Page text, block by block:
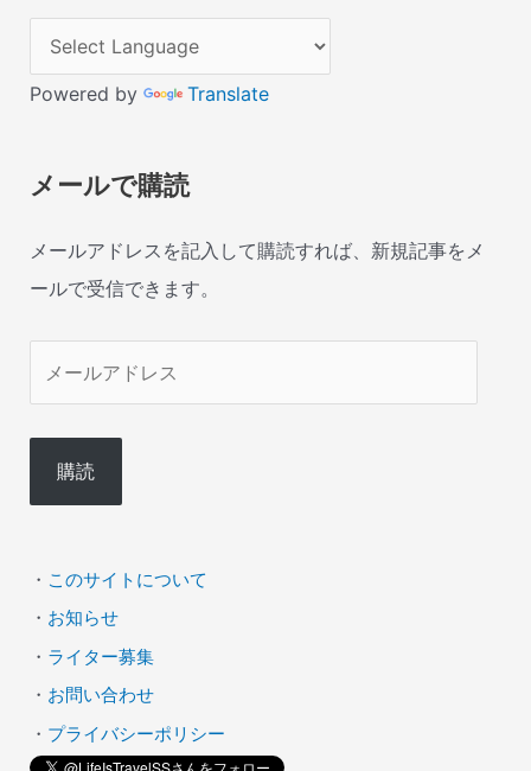
Powered by Translate
メールで購読
メールアドレスを記入して購読すれば、新規記事をメ
ールで受信できます。
ル
ド
ス
購読
・ このサイトについて
・ お知らせ
・ ライター募集
・ お問い合わせ
・ プライバシーポリシー